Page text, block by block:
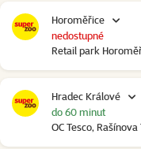
Horoměřice
Retail park
nedostupné
Hradec Králové
OC Tesco,
do 60 minut